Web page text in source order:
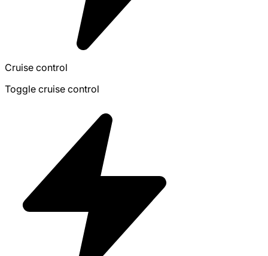
Cruise control
Toggle cruise control